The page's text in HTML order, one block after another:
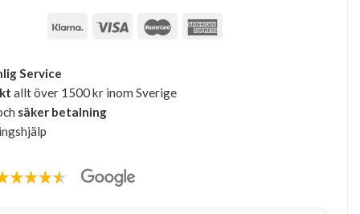
Service
allt över 1500 kr inom Sverige
säker betalning